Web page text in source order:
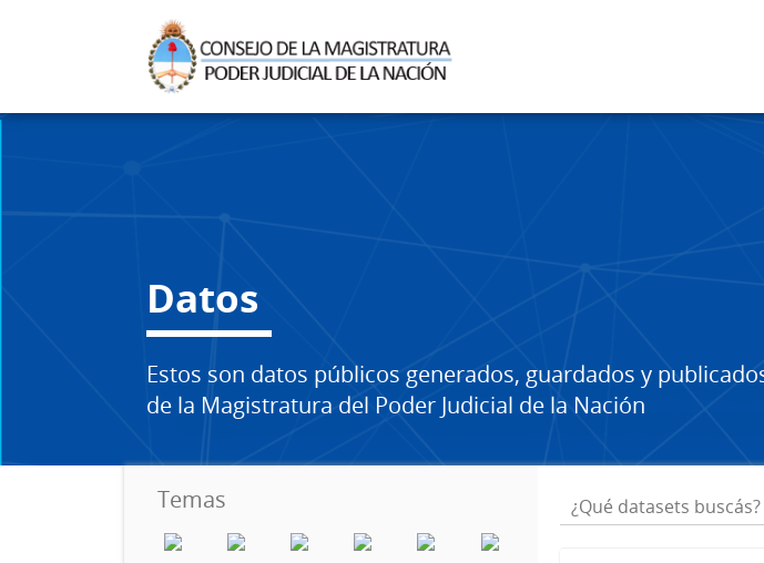
Datos
Estos son datos públicos generados, guardados y
de la Magistratura del Poder Judicial de la Nación
Temas